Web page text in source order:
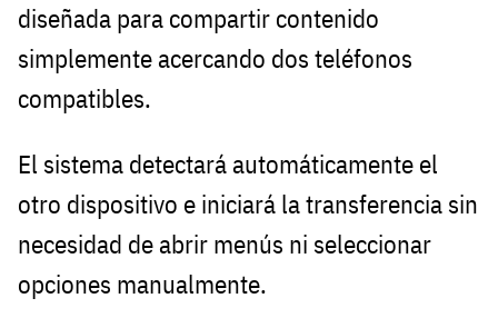
diseñada para compartir contenido
simplemente acercando dos teléfonos
compatibles.
El sistema detectará automáticamente el
otro dispositivo e iniciará la transferencia sin
necesidad de abrir menús ni seleccionar
opciones manualmente.